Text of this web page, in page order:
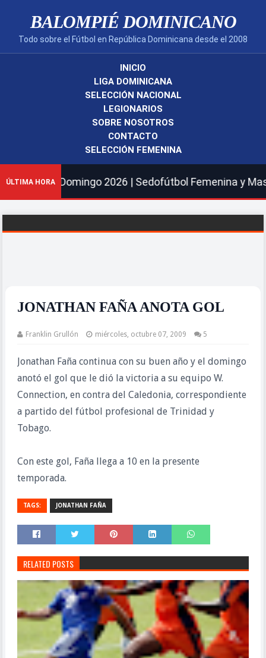
BALOMPIÉ DOMINICANO
Todo sobre el Fútbol en República Dominicana desde el 2008
INICIO
LIGA DOMINICANA
SELECCIÓN NACIONAL
LEGIONARIOS
SOBRE NOSOTROS
CONTACTO
SELECCIÓN FEMENINA
ÚLTIMA HORA 2026 | Sedofútbol Femenina y
JONATHAN FAÑA ANOTA GOL
Franklin Grullón miércoles, octubre 07, 2009 5
Jonathan Faña continua con su buen año y el domingo
anotó el gol que le dió la victoria a su equipo W.
Connection, en contra del Caledonia, correspondiente
a partido del fútbol profesional de Trinidad y
Tobago.
Con este gol, Faña llega a 10 en la presente
temporada.
TAGS: JONATHAN FAÑA
RELATED POSTS